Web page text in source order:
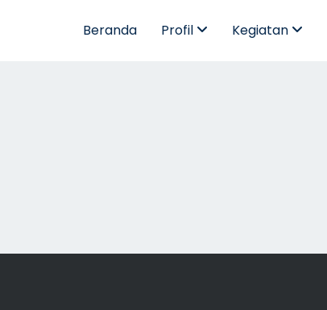
Beranda Profil Kegiatan